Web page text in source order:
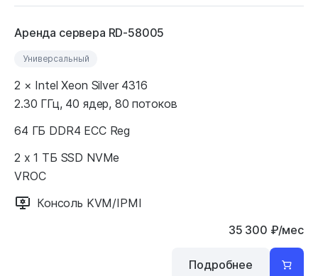
Аренда сервера RD-58005
Универсальный
2 × Intel Xeon Silver 4316
2.30 ГГц, 40 ядер, 80 потоков
64 ГБ DDR4 ECC Reg
2 x 1 ТБ SSD NVMe
VROC
Консоль KVM/IPMI
35 300 ₽/мес
Подробнее